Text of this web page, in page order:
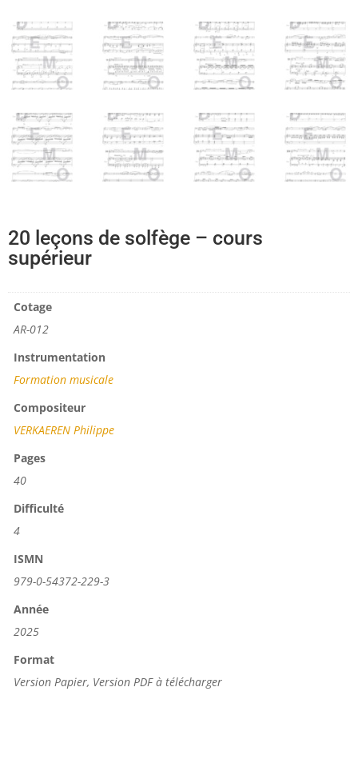
20 leçons de solfège – cours
supérieur
Cotage
AR-012
Instrumentation
Formation musicale
Compositeur
VERKAEREN Philippe
Pages
40
Difficulté
4
ISMN
979-0-54372-229-3
Année
2025
Format
Version Papier, Version PDF à télécharger